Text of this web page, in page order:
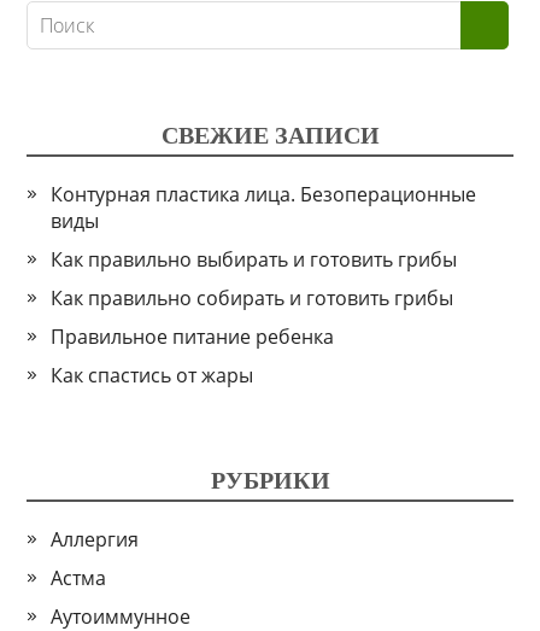
СВЕЖИЕ ЗАПИСИ
Контурная пластика лица. Безоперационные
виды
Как правильно выбирать и готовить грибы
Как правильно собирать и готовить грибы
Правильное питание ребенка
Как спастись от жары
РУБРИКИ
Аллергия
Астма
Аутоиммунное